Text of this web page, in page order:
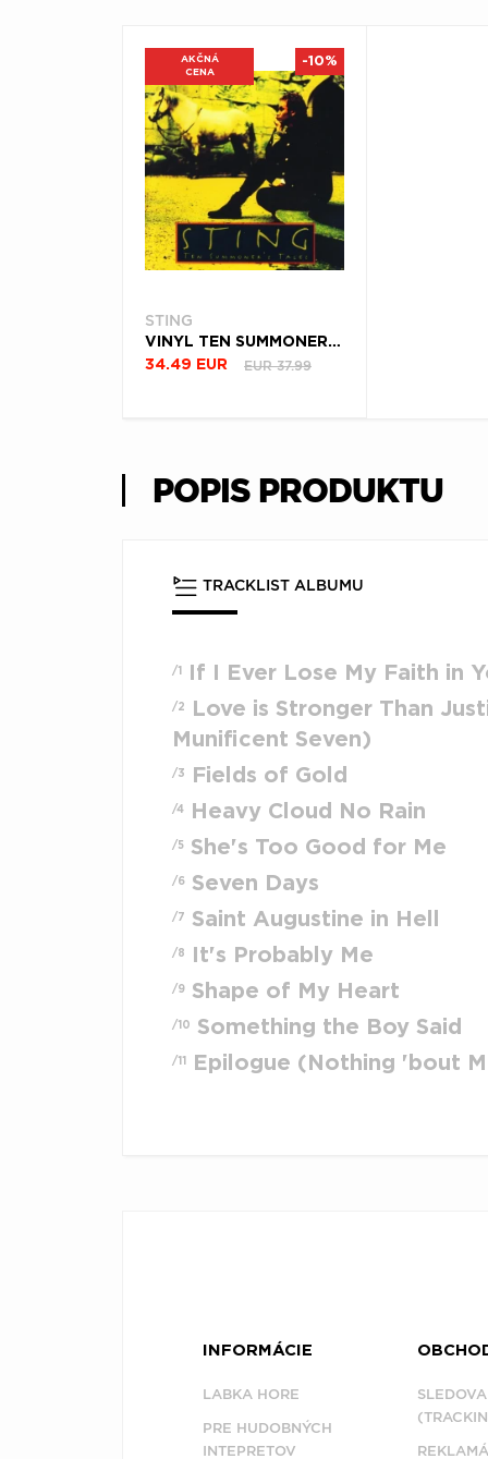
AKČNÁ
CENA
STING
VINYL TEN SUMMONER'S TALES
34.49 EUR
EUR 37.99
-10%
POPIS PRODUKTU
TRACKLIST ALBUMU
/1 If I Ever Lose My Faith in
/2
Love is Stronger Than
Munificent Seven)
/3 Fields of Gold
/4 Heavy Cloud No Rain
/5 She's Too Good for Me
/6 Seven Days
/7 Saint Augustine in Hell
/8 It's Probably Me
/9 Shape of My Heart
/10 Something the Boy Said
/11 Epilogue (Nothing 'bout
INFORMÁCIE
LABKA HORE
PRE HUDOBNÝCH
INTEPRETOV